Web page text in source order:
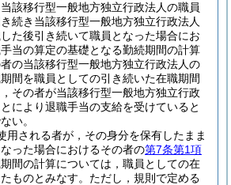
該移行型一般地方独立行政法人の職員
続き当該移行型一般地方独立行政法人
た後引き続いて職員となった場合にお
当の算定の基礎となる勤続期間の計算
の当該移行型一般地方独立行政法人の
間を職員としての引き続いた在職期間
その者が当該移行型一般地方独立行政
により退職手当の支給を受けていると
い。
用される者が，その身分を保有したまま
った場合におけるその者の第7条第1項
間の計算については，職員としての在
ものとみなす。 ただし，規則で定める